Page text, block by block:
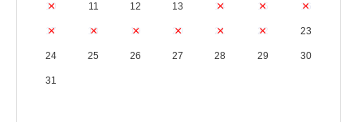
10 11 12 13 14 15 16
17 18 19 20 21 22 23
24 25 26 27 28 29 30
31